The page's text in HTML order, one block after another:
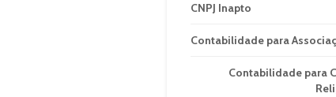
CNPJ Inapto
Contabilidade para
Contabilidade para